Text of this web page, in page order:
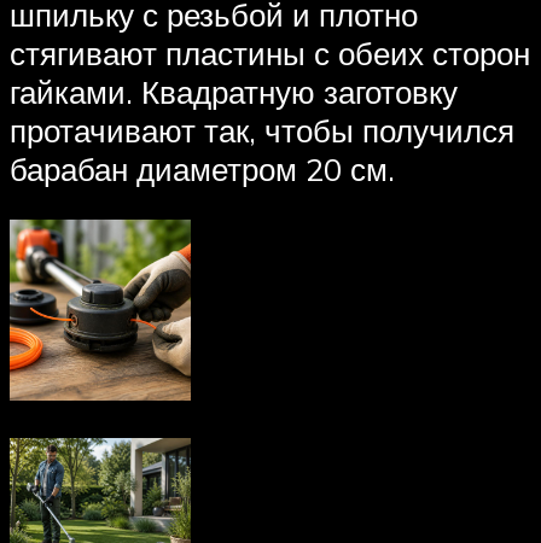
шпильку с резьбой и плотно
стягивают пластины с обеих сторон
гайками. Квадратную заготовку
протачивают так, чтобы получился
барабан диаметром 20 см.